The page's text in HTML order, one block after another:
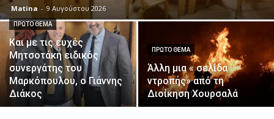
Matina - 9 Αυγούστου 2026
ΠΡΏΤΟ ΘΈΜΑ
Και με τις ευχές
Μητσοτάκη ειδικός
συνεργάτης του
Μαρκόπουλου, ο Γιάννης
Διάκος
ΠΡΏΤΟ ΘΈΜΑ
Άλλη μια « σελίδα
ντροπής» από τη
Διοίκηση Χουρσαλά